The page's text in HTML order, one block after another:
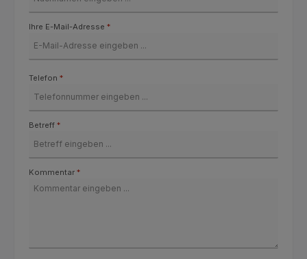
Ihre E-Mail-Adresse *
Telefon *
Betreff *
Kommentar *